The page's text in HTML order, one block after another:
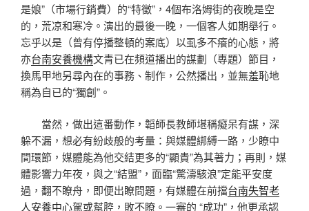
是娘”（市場行銷費）的“特徵”，4個布洛姆街的夜晚是空
的，荒凉和寒冷。演出的最後一晚，一個客人如期舉行。
忘乎以是（曾有停播整頓的案底）以虱多不癢的心態，將
亦台南安養機構文青已在頻道播出的謀劃（專題）節目，
換馬甲地另尋內在的事務、制作，公然播出，並無羞恥地
稱為自已的“獨創”。
當然，做出這番動作，韜師長教師堪稱癡呆有謀，深
躲不漏，想必有紛歧般的考量：與媒體綁縛一路，少瞭中
間環節，媒體能為他交結更多的“顯貴”為其著力；再則，媒
體影響力年夜，與之“結盟”，面臨“驚濤駭浪”定能平安度
過，翻不瞭舟，即便出瞭問題，有媒體在前擋台南失智老
人安養中心駕或幫腔，敗不瞭。一審的 “成功”，他更承認